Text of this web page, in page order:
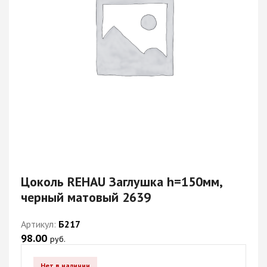
Цоколь REHAU Заглушка h=150мм,
черный матовый 2639
Артикул: Б217
98.00 руб.